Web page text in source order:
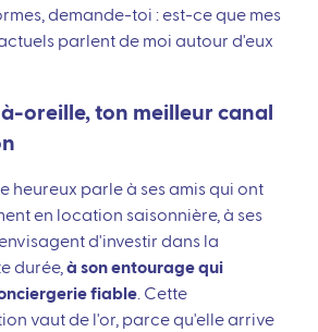
demande-toi : est-ce que mes
parlent de moi autour d'eux
oreille, ton meilleur canal
heureux parle à ses amis qui ont
en location saisonnière, à ses
d'investir dans la
durée,à son entourage qui
fiable . Cette
vaut de l'or, parce qu'elle arrive